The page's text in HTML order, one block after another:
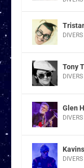
DIVERS
Tony
DIVERS
Glen
DIVERS
DIVERS